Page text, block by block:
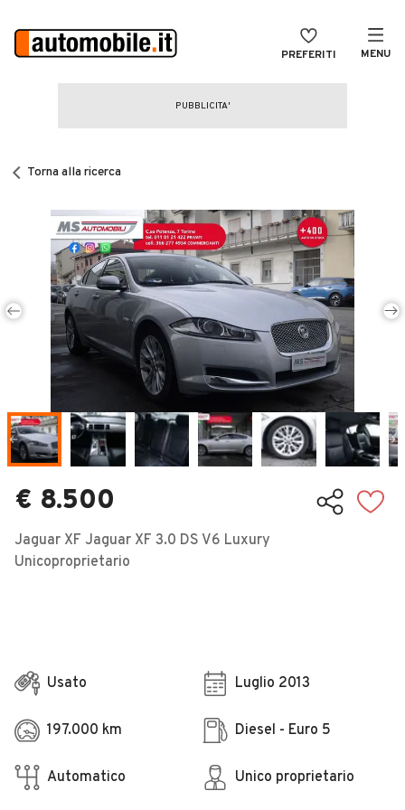
PREFERITI MENU
CERCA
Auto Nuove
Noleggio a lungo termine
Auto d'epoca
Moto
Camper
Veicoli Commerciali
Concessionari
Torna alla ricerca
€ 8.500
Jaguar XF Jaguar XF 3.0 DS V6 Luxury
Unicoproprietario
Usato Luglio 2013
197.000 km Diesel - Euro 5
Automatico Unico proprietario